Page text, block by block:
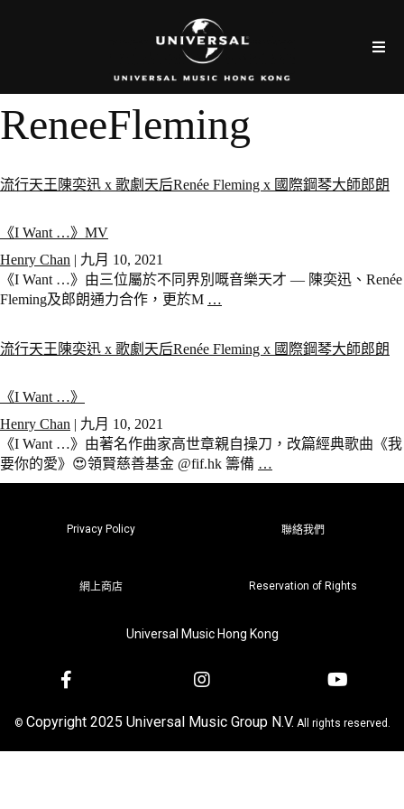
ReneeFleming
流行天王陳奕迅 x 歌劇天后Renée Fleming x 國際鋼琴大師郎朗
《I Want …》MV
Henry Chan | 九月 10, 2021
《I Want …》由三位屬於不同界別嘅音樂天才 — 陳奕迅、Renée
Fleming及郎朗通力合作，更於M …
流行天王陳奕迅 x 歌劇天后Renée Fleming x 國際鋼琴大師郎朗
《I Want …》
Henry Chan | 九月 10, 2021
《I Want …》由著名作曲家高世章親自操刀，改篇經典歌曲《我
要你的愛》😍領賢慈善基金 @fif.hk 籌備 …
Privacy Policy 聯絡我們
網上商店 Reservation of Rights
Universal Music Hong Kong
© Copyright 2025 Universal Music Group N.V. All rights reserved.